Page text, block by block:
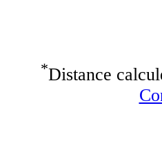
*Distance